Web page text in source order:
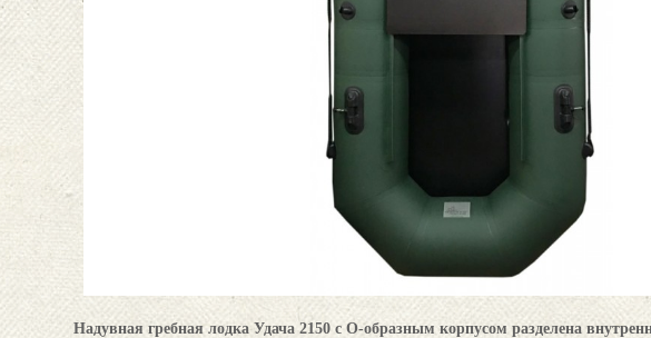
Надувная гребная лодка Удача 2150 с О-образным корпусом разделена